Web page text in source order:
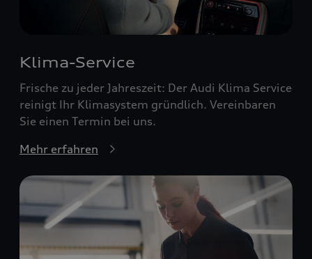
Klima-Service
Frische zu jeder Jahreszeit: Der Audi Klima Service
reinigt Ihr Klimasystem gründlich. Vereinbaren
Sie einen Termin bei uns.
Mehr erfahren